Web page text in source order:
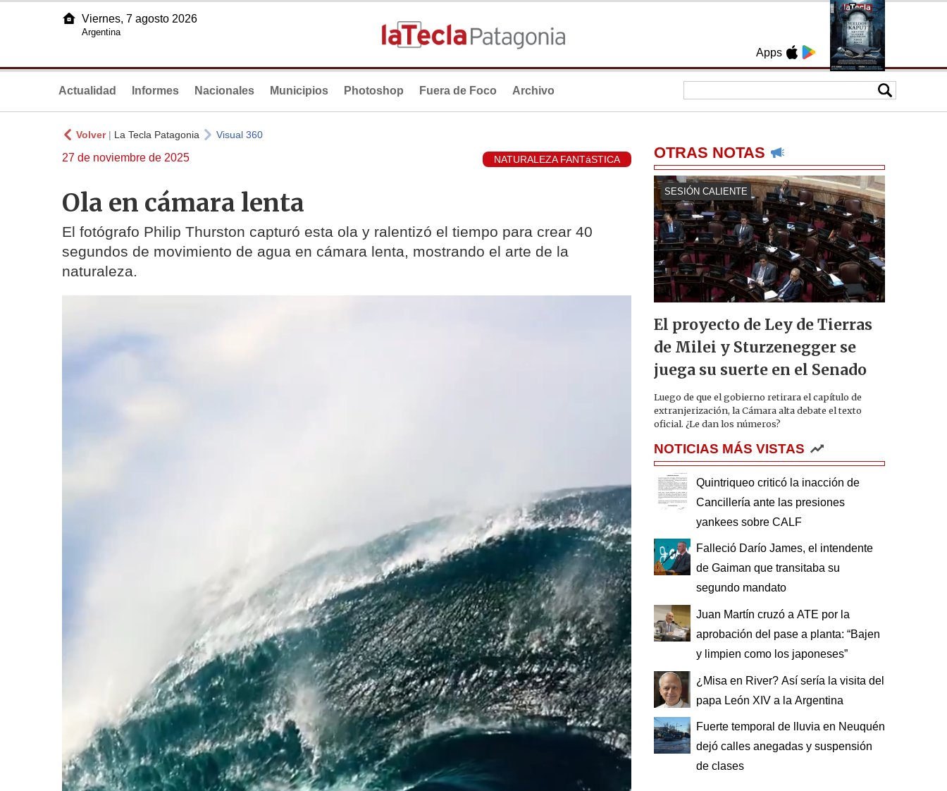
Apps
Viernes, 7 agosto 2026
Argentina
Actualidad Informes Nacionales Municipios Photoshop Fuera de Foco Archivo
Volver| La Tecla Patagonia Visual 360
27 de noviembre de 2025 NATURALEZA FANTáSTICA
Ola en cámara lenta
El fotógrafo Philip Thurston capturó esta ola y ralentizó el tiempo para crear 40
segundos de movimiento de agua en cámara lenta, mostrando el arte de la
naturaleza.
OTRAS NOTAS
SESIÓN CALIENTE
El proyecto de Ley de Tierras
de Milei y Sturzenegger se
juega su suerte en el Senado
Luego de que el gobierno retirara el capítulo de
extranjerización, la Cámara alta debate el texto
oficial. ¿Le dan los números?
NOTICIAS MÁS VISTAS
Quintriqueo criticó la inacción de
Cancillería ante las presiones
yankees sobre CALF
Falleció Darío James, el intendente
de Gaiman que transitaba su
segundo mandato
Juan Martín cruzó a ATE por la
aprobación del pase a planta: “Bajen
y limpien como los japoneses”
¿Misa en River? Así sería la visita del
papa León XIV a la Argentina
Fuerte temporal de lluvia en Neuquén
dejó calles anegadas y suspensión
de clases